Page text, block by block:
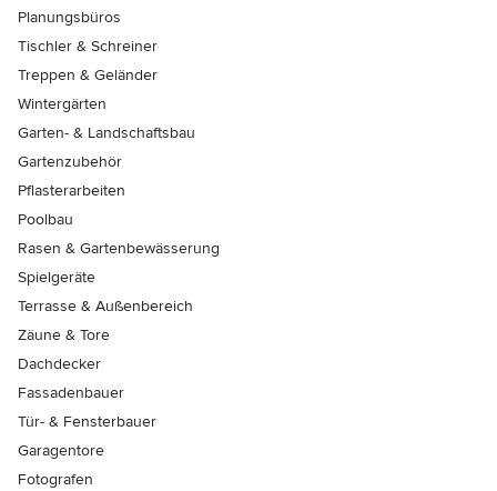
Planungsbüros
Tischler & Schreiner
Treppen & Geländer
Wintergärten
Garten- & Landschaftsbau
Gartenzubehör
Pflasterarbeiten
Poolbau
Rasen & Gartenbewässerung
Spielgeräte
Terrasse & Außenbereich
Zäune & Tore
Dachdecker
Fassadenbauer
Tür- & Fensterbauer
Garagentore
Fotografen